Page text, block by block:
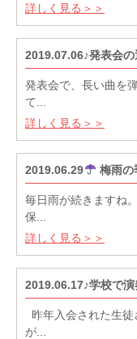
詳しく見る＞＞
2019.07.06♪発表会の
発表会で、長い曲を
て...
詳しく見る＞＞
2019.06.29 梅雨の
毎日雨が続きますね
保...
詳しく見る＞＞
2019.06.17♪学校で演
昨年入会された生
が...